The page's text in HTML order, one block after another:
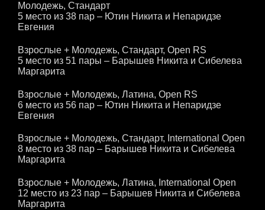
Молодежь, Стандарт
5 место из 38 пар – Ютин Никита и Непаридзе
Евгения
Взрослые + Молодежь, Стандарт, Open RS
5 место из 51 пары – Барышев Никита и Сибелева
Маргарита
Взрослые + Молодежь, Латина, Open RS
6 место из 56 пар – Ютин Никита и Непаридзе
Евгения
Взрослые + Молодежь, Стандарт, International Open
8 место из 38 пар – Барышев Никита и Сибелева
Маргарита
Взрослые + Молодежь, Латина, International Open
12 место из 23 пар – Барышев Никита и Сибелева
Маргарита